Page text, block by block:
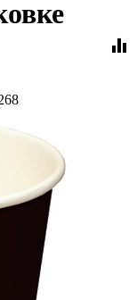
equalizer